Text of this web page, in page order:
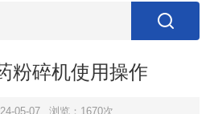
粉碎机使用操作
05-07 浏览：1670次